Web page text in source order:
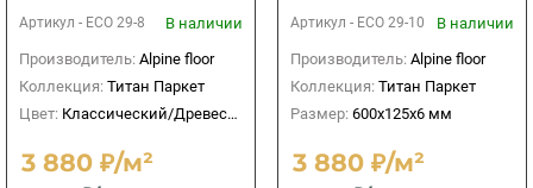
Артикул - ECO 29-8
В наличии
Производитель: Alpine floor
Коллекция: Титан Паркет
Цвет: Классический/Древесный
3 880 ₽/м²
Артикул - ECO 29-10
В наличии
Производитель: Alpine floor
Коллекция: Титан Паркет
Размер: 600х125х6 мм
3 880 ₽/м²